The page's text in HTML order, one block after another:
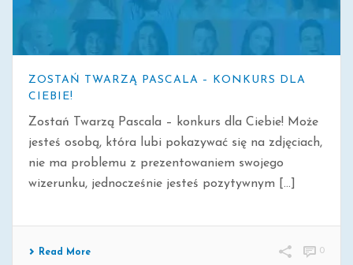
ZOSTAŃ TWARZĄ PASCALA – KONKURS DLA
CIEBIE!
Zostań Twarzą Pascala – konkurs dla Ciebie! Może
jesteś osobą, która lubi pokazywać się na zdjęciach,
nie ma problemu z prezentowaniem swojego
wizerunku, jednocześnie jesteś pozytywnym [...]
Read More 0